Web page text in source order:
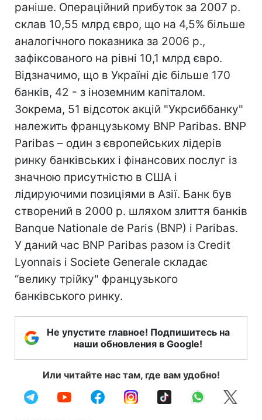
раніше. Операційний прибуток за 2007 р.
склав 10,55 млрд євро, що на 4,5% більше
аналогічного показника за 2006 р.,
зафіксованого на рівні 10,1 млрд євро.
Відзначимо, що в Україні діє більше 170
банків, 42 - з іноземним капіталом.
Зокрема, 51 відсоток акцій "Укрсиббанку"
належить французькому BNP Paribas. BNP
Paribas – один з європейських лідерів
ринку банківських і фінансових послуг із
значною присутністю в США і
лідируючими позиціями в Азії. Банк був
створений в 2000 р. шляхом злиття банків
Banque Nationale de Paris (BNP) і Paribas.
У даний час BNP Paribas разом із Credit
Lyonnais і Societe Generale складає
“велику трійку" французького
банківського ринку.
Не упустите главное! Подпишитесь на
наши обновления в Google!
Или читайте нас там, где вам удобно!